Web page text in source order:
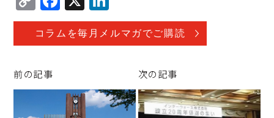
o
p
Li
n
a
c
o
n
k
I
コラムを毎月メルマガでご購読
前の記事 次の記事